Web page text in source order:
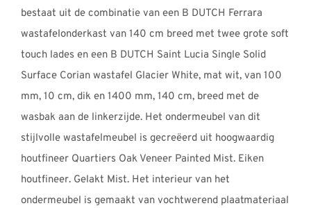
bestaat uit de combinatie van een B DUTCH Ferrara
wastafelonderkast van 140 cm breed met twee grote soft
touch lades en een B DUTCH Saint Lucia Single Solid
Surface Corian wastafel Glacier White, mat wit, van 100
mm, 10 cm, dik en 1400 mm, 140 cm, breed met de
wasbak aan de linkerzijde. Het ondermeubel van dit
stijlvolle wastafelmeubel is gecreëerd uit hoogwaardig
houtfineer Quartiers Oak Veneer Painted Mist. Eiken
houtfineer. Gelakt Mist. Het interieur van het
ondermeubel is gemaakt van vochtwerend plaatmateriaal